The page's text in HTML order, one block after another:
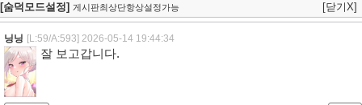
[숨덕모드설정] 게시판최상단항상설정가능 [닫기X]
닝닝 [L:59/A:593] 2026-05-14 19:44:34
잘 보고갑니다.